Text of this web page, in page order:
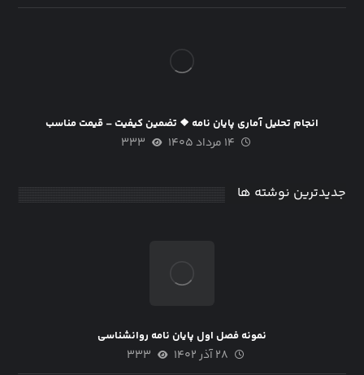
انجام تحلیل آماری پایان نامه ❖ تضمین کیفیت – قیمت مناسب
۱۴ مرداد ۱۴۰۵ ۳۳۳
جدیدترین نوشته ها
نمونه فصل اول پایان نامه روانشناسی
۲۸ آذر ۱۴۰۲ ۳۳۳